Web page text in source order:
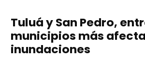
Tuluá y San Pedro,
municipios más
inundaciones